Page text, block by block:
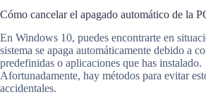
Cómo cancelar el apagado automático de la
En Windows 10, puedes encontrarte en
sistema se apaga automáticamente debido a
predefinidas o aplicaciones que has instalado.
Afortunadamente, hay métodos para evitar
accidentales.